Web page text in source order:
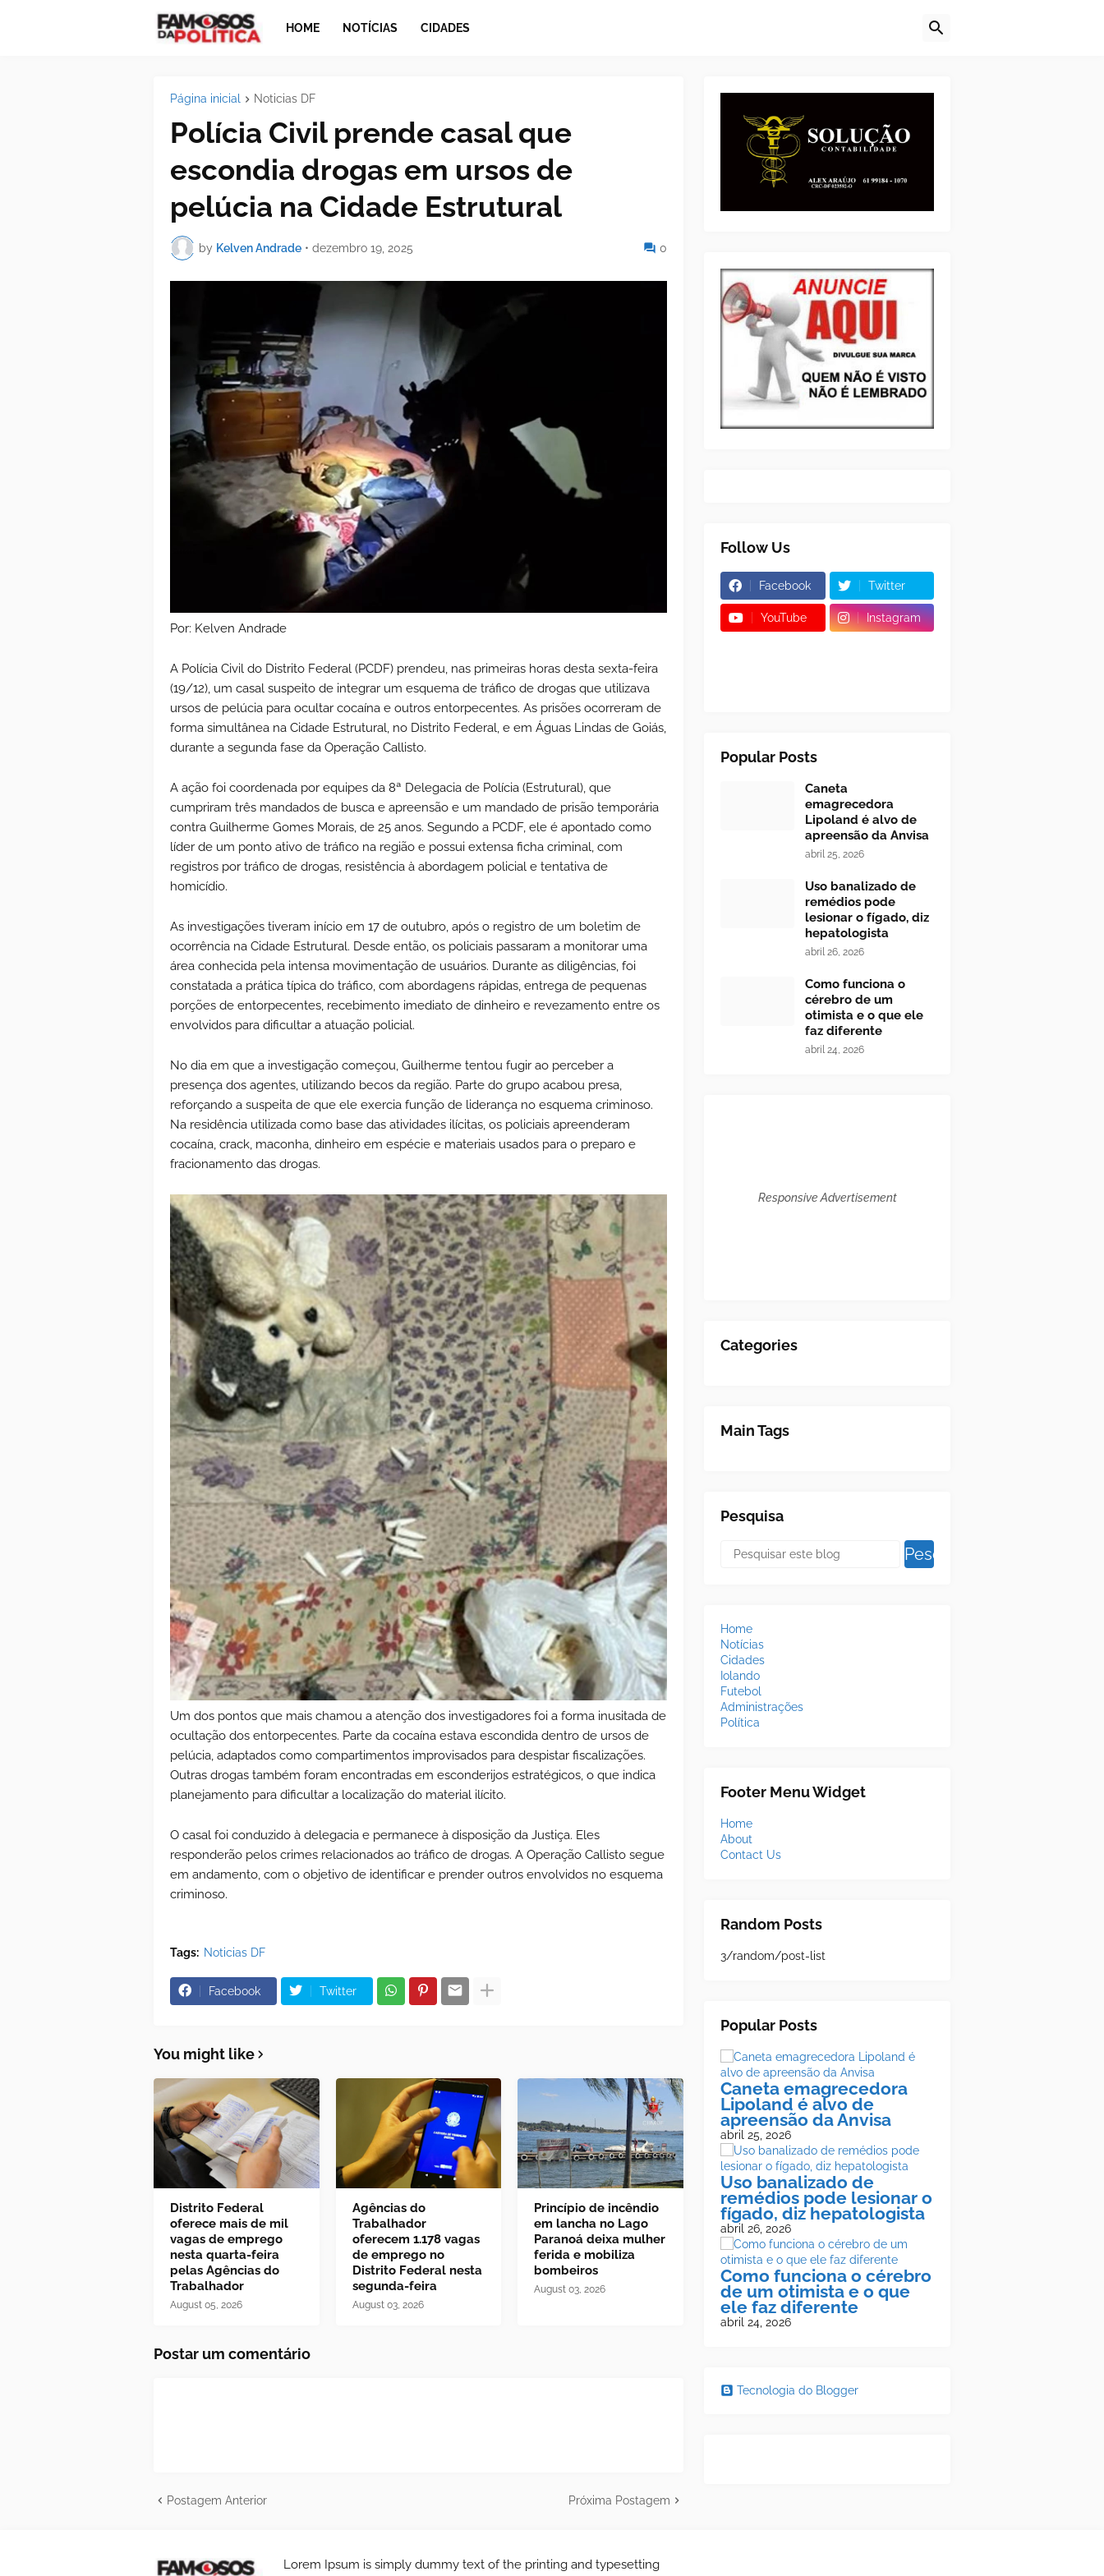
HOME NOTÍCIAS CIDADES
Página inicial Noticias DF
Polícia Civil prende casal que
escondia drogas em ursos de
pelúcia na Cidade Estrutural
by Kelven Andrade • dezembro 19, 2025 0
Por: Kelven Andrade
A Polícia Civil do Distrito Federal (PCDF) prendeu, nas primeiras horas desta sexta-feira
(19/12), um casal suspeito de integrar um esquema de tráfico de drogas que utilizava
ursos de pelúcia para ocultar cocaína e outros entorpecentes. As prisões ocorreram de
forma simultânea na Cidade Estrutural, no Distrito Federal, e em Águas Lindas de Goiás,
durante a segunda fase da Operação Callisto.
A ação foi coordenada por equipes da 8ª Delegacia de Polícia (Estrutural), que
cumpriram três mandados de busca e apreensão e um mandado de prisão temporária
contra Guilherme Gomes Morais, de 25 anos. Segundo a PCDF, ele é apontado como
líder de um ponto ativo de tráfico na região e possui extensa ficha criminal, com
registros por tráfico de drogas, resistência à abordagem policial e tentativa de
homicídio.
As investigações tiveram início em 17 de outubro, após o registro de um boletim de
ocorrência na Cidade Estrutural. Desde então, os policiais passaram a monitorar uma
área conhecida pela intensa movimentação de usuários. Durante as diligências, foi
constatada a prática típica do tráfico, com abordagens rápidas, entrega de pequenas
porções de entorpecentes, recebimento imediato de dinheiro e revezamento entre os
envolvidos para dificultar a atuação policial.
No dia em que a investigação começou, Guilherme tentou fugir ao perceber a
presença dos agentes, utilizando becos da região. Parte do grupo acabou presa,
reforçando a suspeita de que ele exercia função de liderança no esquema criminoso.
Na residência utilizada como base das atividades ilícitas, os policiais apreenderam
cocaína, crack, maconha, dinheiro em espécie e materiais usados para o preparo e
fracionamento das drogas.
Um dos pontos que mais chamou a atenção dos investigadores foi a forma inusitada de
ocultação dos entorpecentes. Parte da cocaína estava escondida dentro de ursos de
pelúcia, adaptados como compartimentos improvisados para despistar fiscalizações.
Outras drogas também foram encontradas em esconderijos estratégicos, o que indica
planejamento para dificultar a localização do material ilícito.
O casal foi conduzido à delegacia e permanece à disposição da Justiça. Eles
responderão pelos crimes relacionados ao tráfico de drogas. A Operação Callisto segue
em andamento, com o objetivo de identificar e prender outros envolvidos no esquema
criminoso.
Tags: Noticias DF
Facebook Twitter
You might like
Distrito Federal
oferece mais de mil
vagas de emprego
nesta quarta-feira
pelas Agências do
Trabalhador
August 05, 2026
Agências do
Trabalhador
oferecem 1.178 vagas
de emprego no
Distrito Federal nesta
segunda-feira
August 03, 2026
Princípio de incêndio
em lancha no Lago
Paranoá deixa mulher
ferida e mobiliza
bombeiros
August 03, 2026
Postar um comentário
Postagem Anterior Próxima Postagem
Follow Us
Facebook Twitter
YouTube Instagram
Popular Posts
Caneta
emagrecedora
Lipoland é alvo de
apreensão da Anvisa
abril 25, 2026
Uso banalizado de
remédios pode
lesionar o fígado, diz
hepatologista
abril 26, 2026
Como funciona o
cérebro de um
otimista e o que ele
faz diferente
abril 24, 2026
Responsive Advertisement
Categories
Main Tags
Pesquisa
Home
Notícias
Cidades
Iolando
Futebol
Administrações
Política
Footer Menu Widget
Home
About
Contact Us
Random Posts
3/random/post-list
Popular Posts
Caneta emagrecedora
Lipoland é alvo de
apreensão da Anvisa
abril 25, 2026
Uso banalizado de
remédios pode lesionar o
fígado, diz hepatologista
abril 26, 2026
Como funciona o cérebro
de um otimista e o que
ele faz diferente
abril 24, 2026
Tecnologia do Blogger
Lorem Ipsum is simply dummy text of the printing and typesetting